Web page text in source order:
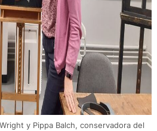
y Pippa Balch, conservadora del